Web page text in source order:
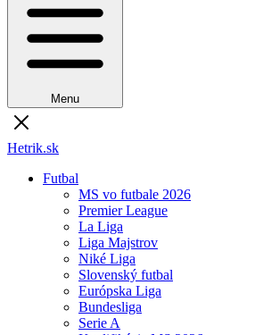
Menu
Hetrik.sk
Futbal
MS vo futbale 2026
Premier League
La Liga
Liga Majstrov
Niké Liga
Slovenský futbal
Európska Liga
Bundesliga
Serie A